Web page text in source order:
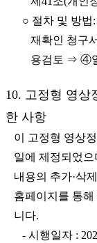
○ 절차 및 방
재확인 청구
용검토 ⇒ ④
10. 고정형 영상
한 사항
이 고정형 영상
일에 제정되었
내용의 추가·삭
홈페이지를 통
니다.
- 시행일자 :